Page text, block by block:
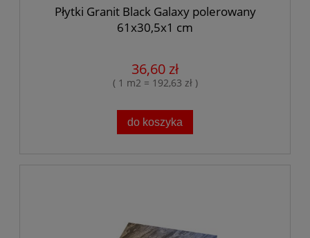
Płytki Granit Black Galaxy polerowany
61x30,5x1 cm
36,60 zł
( 1 m2 = 192,63 zł )
do koszyka